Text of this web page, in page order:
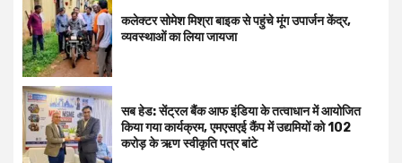
कलेक्टर सोमेश मिश्रा बाइक से पहुंचे मूंग उपार्जन केंद्र,
व्यवस्थाओं का लिया जायजा
सब हेड: सेंट्रल बैंक आफ इंडिया के तत्वाधान में आयोजित
किया गया कार्यक्रम, एमएसएई कैंप में उद्यमियों को 102
करोड़ के ऋण स्वीकृति पत्र बांटे